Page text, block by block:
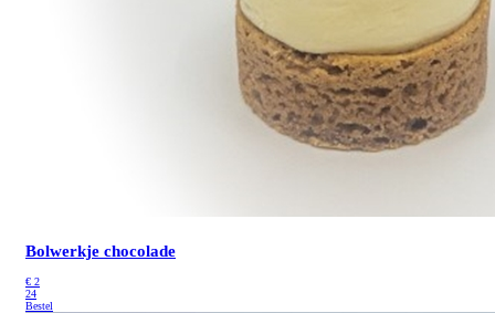
Bolwerkje chocolade
€ 2
24
Bestel